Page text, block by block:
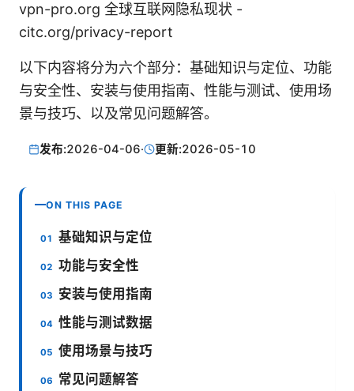
vpn-pro.org 全球互联网隐私现状 -
citc.org/privacy-report
以下内容将分为六个部分：基础知识与定位、功能
与安全性、安装与使用指南、性能与测试、使用场
景与技巧、以及常见问题解答。
发布:2026-04-06· 更新:2026-05-10
ON THIS PAGE
基础知识与定位
功能与安全性
安装与使用指南
性能与测试数据
使用场景与技巧
常见问题解答